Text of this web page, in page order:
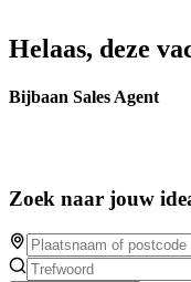
Helaas, deze
Bijbaan Sales Agent
Zoek naar jouw